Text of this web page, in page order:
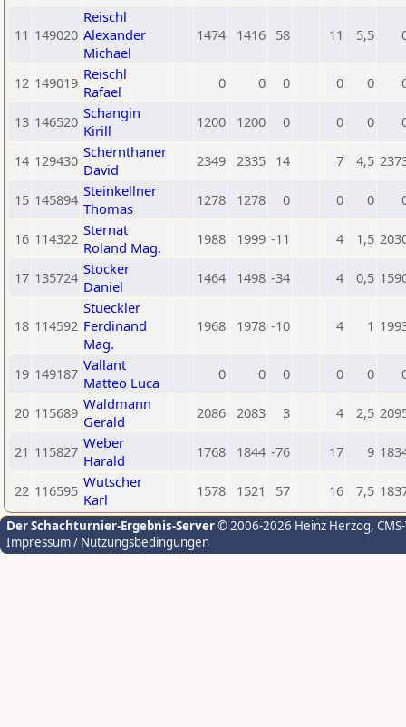
11 149020
Reischl
Alexander
Michael
1474 1416 58 11 5,5
12 149019 Reischl
Rafael
0 0 0 0 0
13 146520 Schangin
Kirill
1200 1200 0 0 0
14 129430 Schernthaner
David
2349 2335 14 7 4,5
15 145894 Steinkellner
Thomas
1278 1278 0 0 0
16 114322 Sternat
Roland Mag.
1988 1999 -11 4 1,5
17 135724 Stocker
Daniel
1464 1498 -34 4 0,5
18 114592
Stueckler
Ferdinand
Mag.
1968 1978 -10 4 1
19 149187 Vallant
Matteo Luca
0 0 0 0 0
20 115689 Waldmann
Gerald
2086 2083 3 4 2,5
21 115827 Weber
Harald
1768 1844 -76 17 9
22 116595 Wutscher
Karl
1578 1521 57 16 7,5
Der Schachturnier-Ergebnis-Server© 2006-2026 Heinz Herzog,
Impressum / Nutzungsbedingungen